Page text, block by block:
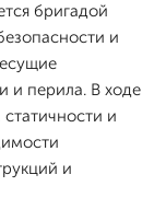
бригадой
и
и перила. В ходе
и
и